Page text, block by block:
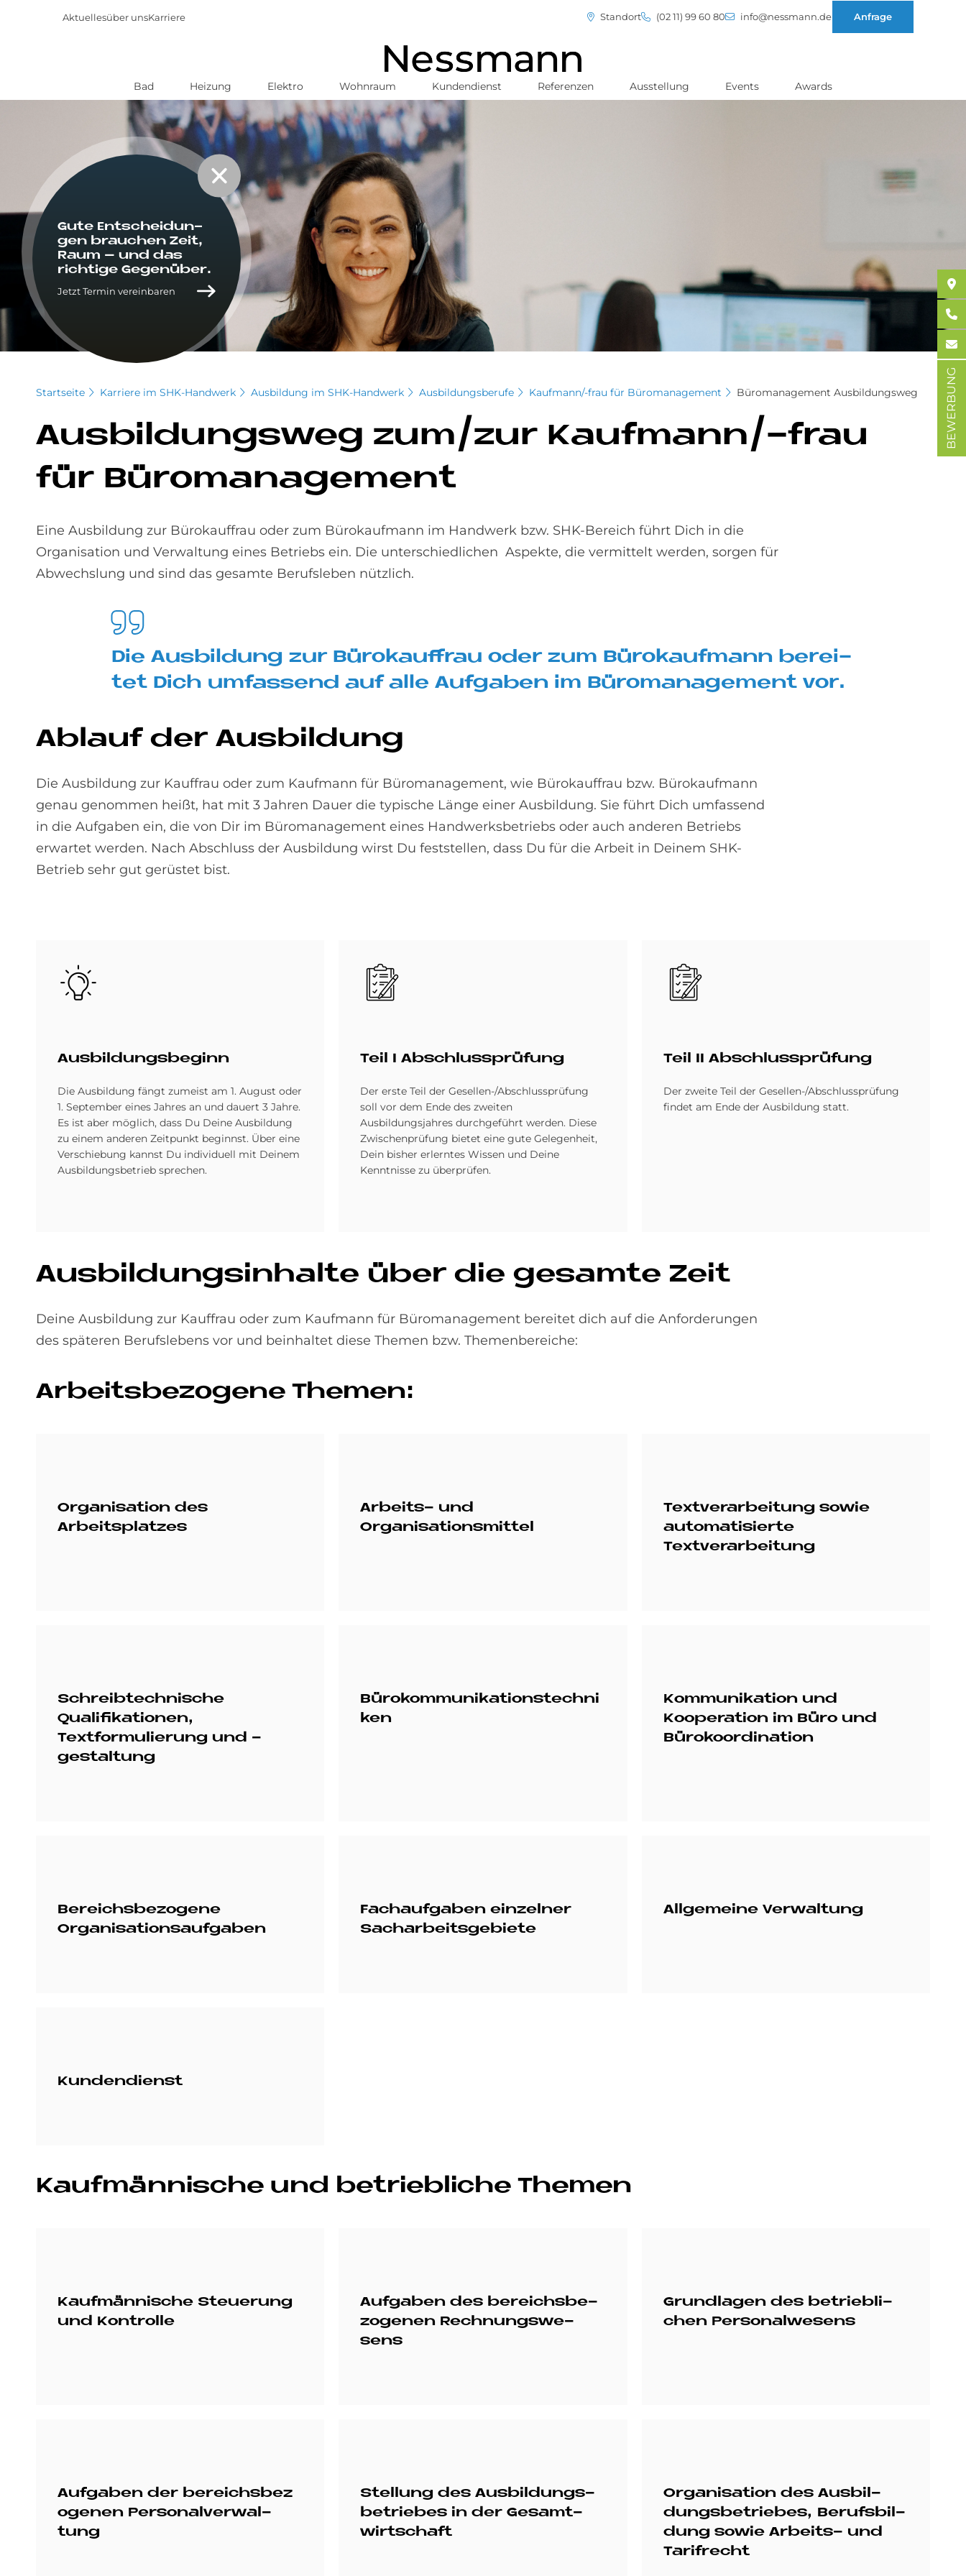
Aktuellesüber unsKarriere Standort (02 11) 99 60 80 info@nessmann.de Anfrage
Bad Heizung Elektro Wohnraum Kundendienst Referenzen Ausstellung Events Awards
Startseite Karriere im SHK-Handwerk Ausbildung im SHK-Handwerk Ausbildungsberufe Kaufmann/-frau für Büromanagement Büromanagement Ausbildungsweg
Aus­bil­dungs­weg zum/zur Kauf­mann/-frau
für Bü­ro­ma­nage­ment
Eine Ausbildung zur Bürokauffrau oder zum Bürokaufmann im Handwerk bzw. SHK-Bereich führt Dich in die
Organisation und Verwaltung eines Betriebs ein. Die unterschiedlichen Aspekte, die vermittelt werden, sorgen für
Abwechslung und sind das gesamte Berufsleben nützlich.
Die Aus­bil­dung zur Bü­ro­kauf­frau oder zum Bü­ro­kauf­mann be­rei­
tet Dich um­fas­send auf alle Auf­ga­ben im Bü­ro­ma­nage­ment vor.
Ab­lauf der Aus­bil­dung
Die Ausbildung zur Kauffrau oder zum Kaufmann für Büromanagement, wie Bürokauffrau bzw. Bürokaufmann
genau genommen heißt, hat mit 3 Jahren Dauer die typische Länge einer Ausbildung. Sie führt Dich umfassend
in die Aufgaben ein, die von Dir im Büromanagement eines Handwerksbetriebs oder auch anderen Betriebs
erwartet werden. Nach Abschluss der Ausbildung wirst Du feststellen, dass Du für die Arbeit in Deinem SHK-
Betrieb sehr gut gerüstet bist.
Bild
Aus­bil­dungs­be­ginn
Die Ausbildung fängt zumeist am 1. August oder
1. September eines Jahres an und dauert 3 Jahre.
Es ist aber möglich, dass Du Deine Ausbildung
zu einem anderen Zeitpunkt beginnst. Über eine
Verschiebung kannst Du individuell mit Deinem
Ausbildungsbetrieb sprechen.
Bild
Teil I Ab­schluss­prü­fung
Der erste Teil der Gesellen-/Abschlussprüfung
soll vor dem Ende des zweiten
Ausbildungsjahres durchgeführt werden. Diese
Zwischenprüfung bietet eine gute Gelegenheit,
Dein bisher erlerntes Wissen und Deine
Kenntnisse zu überprüfen.
Bild
Teil II Ab­schluss­prü­fung
Der zweite Teil der Gesellen-/Abschlussprüfung
findet am Ende der Ausbildung statt.
Aus­bil­dungs­in­hal­te über die ge­sam­te Zeit
Deine Ausbildung zur Kauffrau oder zum Kaufmann für Büromanagement bereitet dich auf die Anforderungen
des späteren Berufslebens vor und beinhaltet diese Themen bzw. Themenbereiche:
Ar­beits­be­zo­ge­ne The­men:
Organisation des
Arbeitsplatzes
Arbeits- und
Organisationsmittel
Textverarbeitung sowie
automatisierte
Textverarbeitung
Schreibtechnische
Qualifikationen,
Textformulierung und -
gestaltung
Bürokommunikationstechni
ken
Kommunikation und
Kooperation im Büro und
Bürokoordination
Bereichsbezogene
Organisationsaufgaben
Fachaufgaben einzelner
Sacharbeitsgebiete
Allgemeine Verwaltung
Kundendienst
Kauf­män­ni­sche und be­trieb­li­che The­men
Kauf­män­ni­sche Steue­rung
und Kon­trol­le
Auf­ga­ben des be­reichs­be­
zo­ge­nen Rech­nungs­we­
sens
Grund­la­gen des be­trieb­li­
chen Per­so­nal­we­sens
Auf­ga­ben der be­reichs­be­z
o­ge­nen Per­so­nal­ver­wal­
tung
Stel­lung des Aus­bil­dungs­
be­trie­bes in der Ge­samt­
wirt­schaft
Or­ga­ni­sa­ti­on des Aus­bil­
dungs­be­trie­bes, Be­rufs­bil­
dung so­wie Ar­beits- und
Ta­rif­recht
Gute Ent­schei­dun­
gen brau­chen Zeit,
Raum – und das
rich­ti­ge Ge­gen­über.
Jetzt Termin vereinbaren
BEWERBUNG